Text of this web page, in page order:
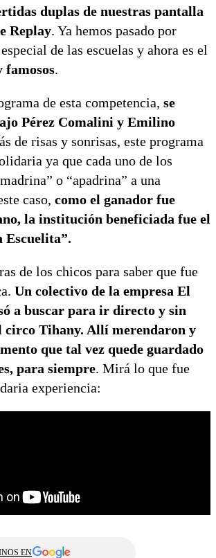
duplas de nuestras pantalla
Replay. Ya hemos pasado por
de las escuelas y ahora es el
famosos.
de esta competencia, se
Pérez Comalini y Emilino
de risas y sonrisas, este programa
ya que cada uno de los
o “apadrina” a una
caso, como el ganador fue
la institución beneficiada fue el
Escuelita”.
de los chicos para saber que fue
Un colectivo de la empresa El
a buscar para ir directo y sin
circo Tihany. Allí merendaron y
que tal vez quede guardado
para siempre. Mirá lo que fue
experiencia:
EN